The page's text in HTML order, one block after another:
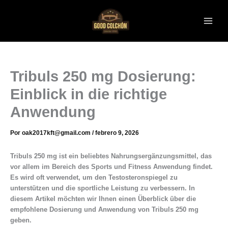
Tribuls 250 mg Dosierung:
Einblick in die richtige
Anwendung
Por oak2017kft@gmail.com /febrero 9, 2026
Tribuls 250 mg ist ein beliebtes Nahrungsergänzungsmittel, das
vor allem im Bereich des Sports und Fitness Anwendung findet.
Es wird oft verwendet, um den Testosteronspiegel zu
unterstützen und die sportliche Leistung zu verbessern. In
diesem Artikel möchten wir Ihnen einen Überblick über die
empfohlene Dosierung und Anwendung von Tribuls 250 mg
geben.